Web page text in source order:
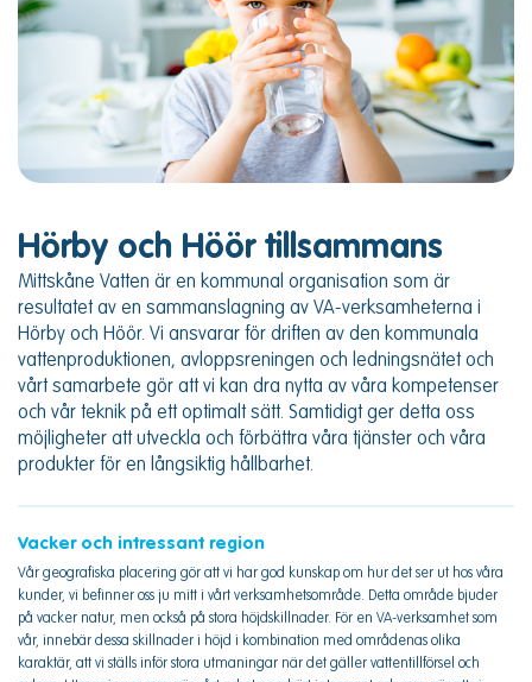
Hörby och Höör tillsammans
Mittskåne Vatten är en kommunal organisation som är
resultatet av en sammanslagning av VA-verksamheterna i
Hörby och Höör. Vi ansvarar för driften av den kommunala
vattenproduktionen, avloppsreningen och ledningsnätet och
vårt samarbete gör att vi kan dra nytta av våra kompetenser
och vår teknik på ett optimalt sätt. Samtidigt ger detta oss
möjligheter att utveckla och förbättra våra tjänster och våra
produkter för en långsiktig hållbarhet.
Vacker och intressant region
Vår geografiska placering gör att vi har god kunskap om hur det ser ut hos våra
kunder, vi befinner oss ju mitt i vårt verksamhetsområde. Detta område bjuder
på vacker natur, men också på stora höjdskillnader. För en VA-verksamhet som
vår, innebär dessa skillnader i höjd i kombination med områdenas olika
karaktär, att vi ställs inför stora utmaningar när det gäller vattentillförsel och